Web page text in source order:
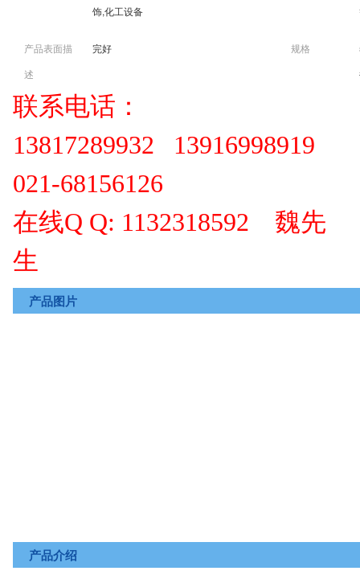
饰,化工设备
产品表面描
述
完好 规格
联系电话：
13817289932
13916998919
021-68156126
在线Q Q: 1132318592 魏先
生
产品图片
产品介绍